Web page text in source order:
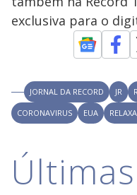
exclusiva para o
JORNAL DA RECORD JR
CORONAVIRUS
EUA
Últimas